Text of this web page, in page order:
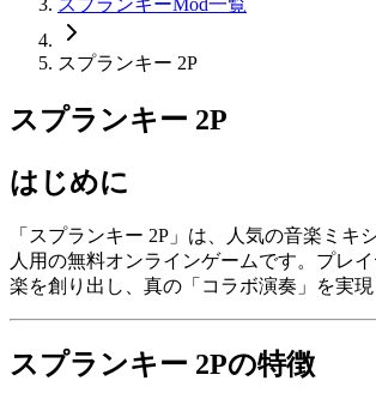
スプランキー 2P
スプランキー 2P
はじめに
「スプランキー 2P」は、人気の音楽ミキ
人用の無料オンラインゲームです。プレ
楽を創り出し、真の「コラボ演奏」を実現
スプランキー 2Pの特徴